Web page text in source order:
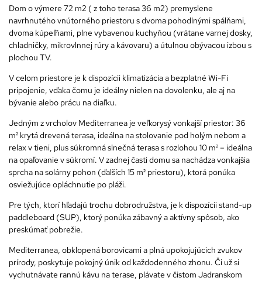
Dom o výmere 72 m2 ( z toho terasa 36 m2) premyslene
navrhnutého vnútorného priestoru s dvoma pohodlnými spálňami,
dvoma kúpeľňami, plne vybavenou kuchyňou (vrátane varnej dosky,
chladničky, mikrovlnnej rúry a kávovaru) a útulnou obývacou izbou s
plochou TV.
V celom priestore je k dispozícii klimatizácia a bezplatné Wi-Fi
pripojenie, vďaka čomu je ideálny nielen na dovolenku, ale aj na
bývanie alebo prácu na diaľku.
Jedným z vrcholov Mediterranea je veľkorysý vonkajší priestor: 36
m² krytá drevená terasa, ideálna na stolovanie pod holým nebom a
relax v tieni, plus súkromná slnečná terasa s rozlohou 10 m² – ideálna
na opaľovanie v súkromí. V zadnej časti domu sa nachádza vonkajšia
sprcha na solárny pohon (ďalších 15 m² priestoru), ktorá ponúka
osviežujúce opláchnutie po pláži.
Pre tých, ktorí hľadajú trochu dobrodružstva, je k dispozícii stand-up
paddleboard (SUP), ktorý ponúka zábavný a aktívny spôsob, ako
preskúmať pobrežie.
Mediterranea, obklopená borovicami a plná upokojujúcich zvukov
prírody, poskytuje pokojný únik od každodenného zhonu. Či už si
vychutnávate rannú kávu na terase, plávate v čistom Jadranskom